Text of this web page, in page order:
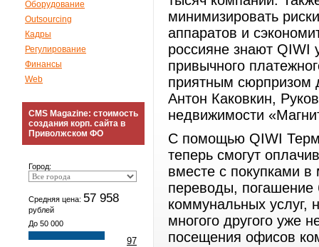
Оборудование
Outsourcing
Кадры
Регулирование
Финансы
Web
CMS Magazine: стоимость
создания корп. сайта в
Приволжском ФО
Город:
Средняя цена: 57 958
рублей
До 50 000
97
минимизировать
аппаратов и
россияне знают
привычного
приятным сюрпризом
Антон Каковкин,
недвижимости
С помощью QIWI
теперь смогут
вместе с покупками
переводы, погашение
коммунальных услуг,
многого другого уже
посещения офисов